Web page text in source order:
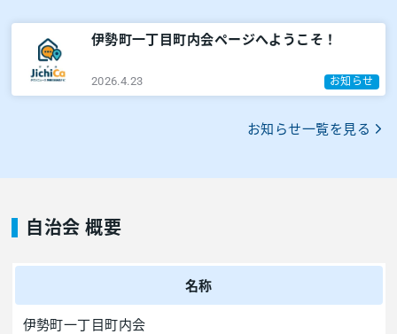
伊勢町一丁目町内会ページへようこそ！
2026.4.23 お知らせ
お知らせ一覧を見る
自治会 概要
名称
伊勢町一丁目町内会